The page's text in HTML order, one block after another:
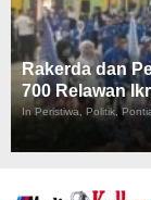
Rakerda dan
700 Relawan
In Peristiwa, Politik,